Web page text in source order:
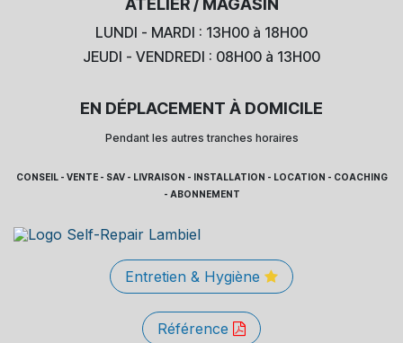
ATELIER / MAGASIN
LUNDI - MARDI : 13H00 à 18H00
JEUDI - VENDREDI : 08H00 à 13H00
EN DÉPLACEMENT À DOMICILE
Pendant les autres tranches horaires
CONSEIL - VENTE - SAV - LIVRAISON - INSTALLATION - LOCATION - COACHING
- ABONNEMENT
Entretien & Hygiène
Référence